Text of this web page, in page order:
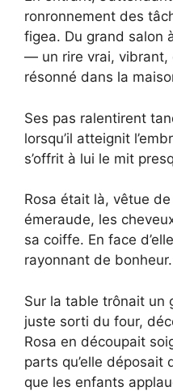
ronronnement des
figea. Du grand salon
— un rire vrai, vibrant,
résonné dans la
Ses pas ralentirent
lorsqu’il atteignit
s’offrit à lui le mit
Rosa était là, vêtue
émeraude, les
sa coiffe. En face
rayonnant de bonheur.
Sur la table trônait un
juste sorti du four,
Rosa en découpait
parts qu’elle déposait
que les enfants